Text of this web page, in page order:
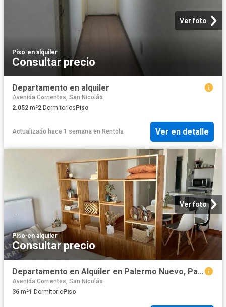
Ver foto
Piso·en alquiler
Consultar precio
Departamento en alquiler
Avenida Corrientes, San Nicolás
2.052 m²2 Dormitorios Piso
Actualizado hace 1 semana en Rentola Ver en detalle
Ver foto
Piso·en alquiler
Consultar precio
Departamento en Alquiler en Palermo Nuevo, Palermo
Avenida Corrientes, San Nicolás
36 m²1 DormitorioPiso